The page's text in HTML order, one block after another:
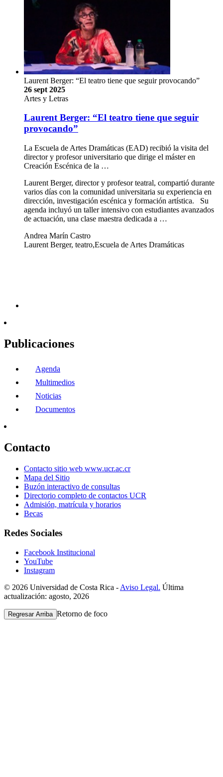
Laurent Berger: “El teatro tiene que seguir provocando”
26 sept 2025
Artes y Letras
Laurent Berger: “El teatro tiene que seguir
provocando”
La Escuela de Artes Dramáticas (EAD) recibió la visita del
director y profesor universitario que dirige el máster en
Creación Escénica de la …
Laurent Berger, director y profesor teatral, compartió durante
varios días con la comunidad universitaria su experiencia en
dirección, investigación escénica y formación artística. Su
agenda incluyó un taller intensivo con estudiantes avanzados
de actuación, una clase maestra dedicada a …
Andrea Marín Castro
Laurent Berger, teatro,Escuela de Artes Dramáticas
Publicaciones
Agenda
Multimedios
Noticias
Documentos
Contacto
Contacto sitio web www.ucr.ac.cr
Mapa del Sitio
Buzón interactivo de consultas
Directorio completo de contactos UCR
Admisión, matrícula y horarios
Becas
Redes Sociales
Facebook Institucional
YouTube
Instagram
© 2026 Universidad de Costa Rica - Aviso Legal. Última
actualización: agosto, 2026
Regresar Arriba Retorno de foco